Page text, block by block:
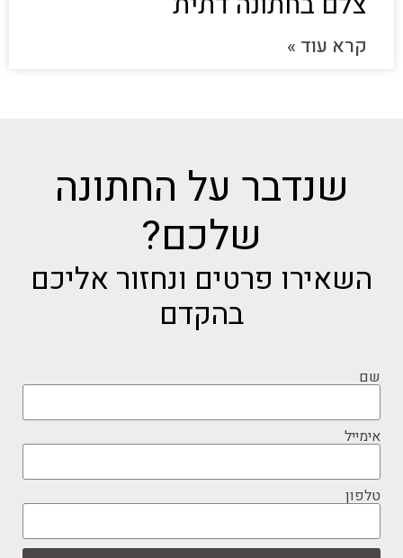
קרא עוד »
שנדבר על החתונה
שלכם?
השאירו פרטים ונחזור אליכם
בהקדם
שם
אימייל
טלפון